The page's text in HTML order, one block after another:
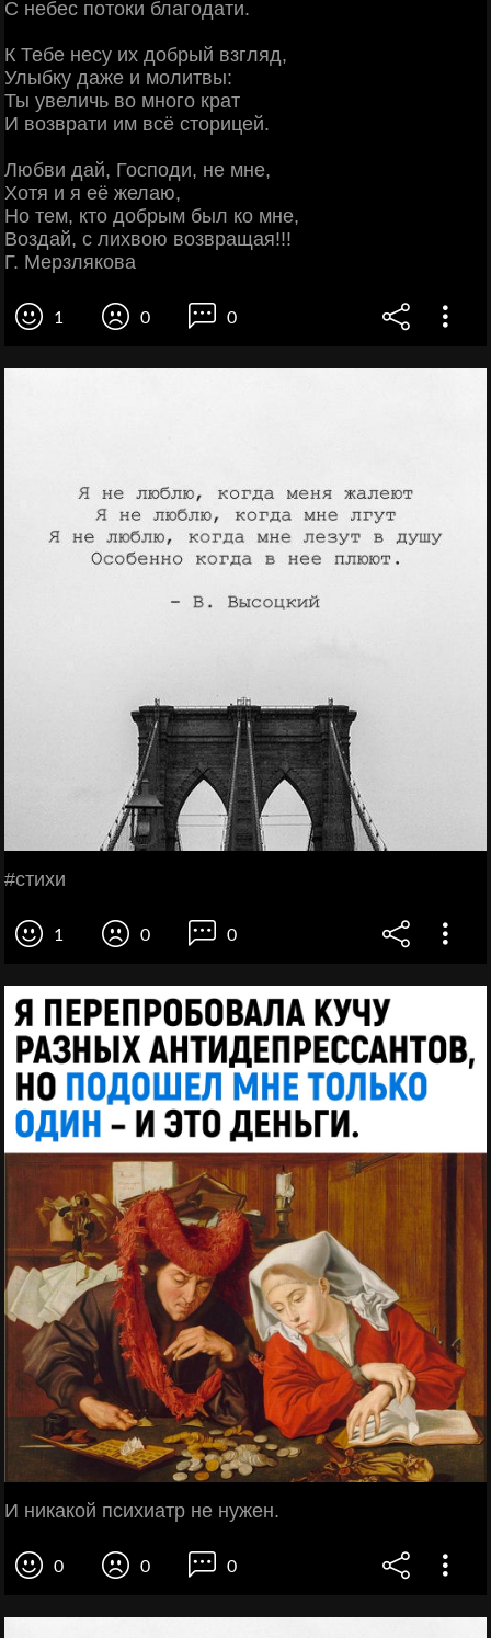
С небес потоки благодати.
К Тебе несу их добрый взгляд,
Улыбку даже и молитвы:
Ты увеличь во много крат
И возврати им всё сторицей.
Любви дай, Господи, не мне,
Хотя и я её желаю,
Но тем, кто добрым был ко мне,
Воздай, с лихвою возвращая!!!
Г. Мерзлякова
1 0 0
#стихи
1 0 0
И никакой психиатр не нужен.
0 0 0